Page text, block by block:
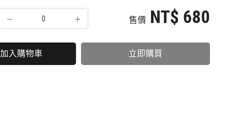
售價 NT$ 680
加入購物車 立即購買